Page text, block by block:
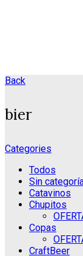
Back
bier
Categories
Todos
Sin
Catavinos
Chupitos
Copas
CraftBeer